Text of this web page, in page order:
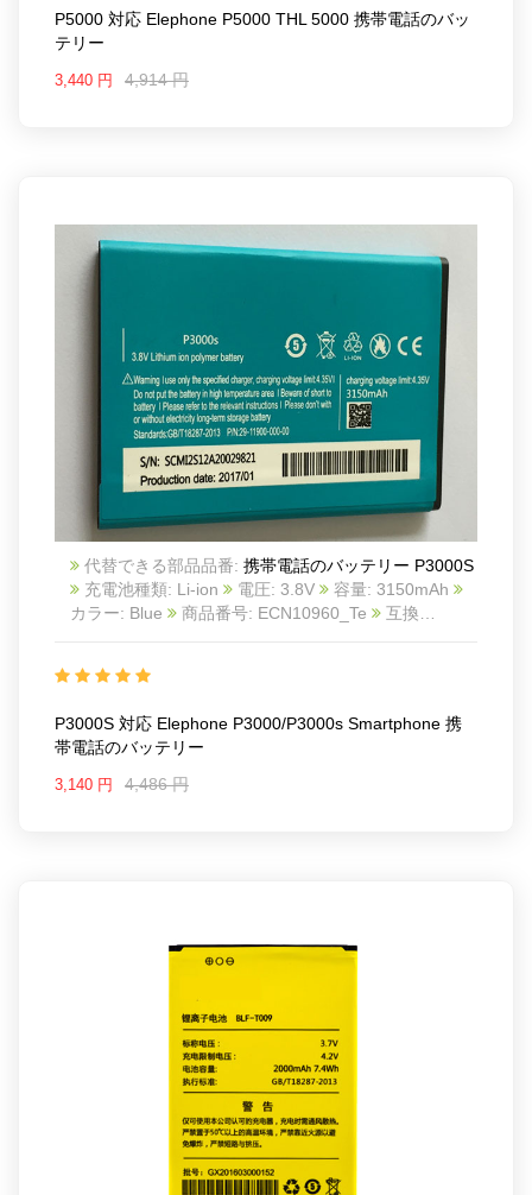
P5000 対応 Elephone P5000 THL 5000 携帯電話のバッ
テリー
3,440 円 4,914 円
代替できる部品品番: 携帯電話のバッテリー P3000S
充電池種類: Li-ion
電圧: 3.8V
容量: 3150mAh
カラー: Blue
商品番号: ECN10960_Te
互換
For Elephone P3000 P3000S
P3000S 対応 Elephone P3000/P3000s Smartphone 携
帯電話のバッテリー
3,140 円 4,486 円